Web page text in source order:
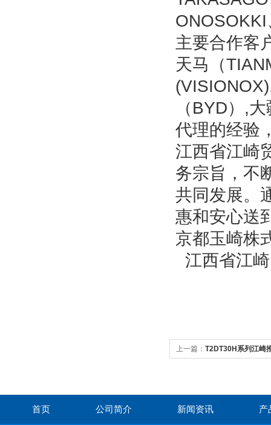
主要合作客
天马（
（BYD）,
代理的经验
江西省江崎
务宗旨，不
共同发展。
惠和安心送
京都玉崎株
江西省江
上一篇： T2DT30H系列江崎
首页 公司简介 新闻资讯 产